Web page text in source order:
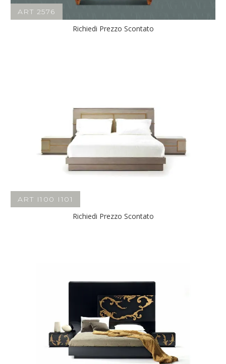
ART 2576
Richiedi Prezzo Scontato
ART I100 I101
Richiedi Prezzo Scontato